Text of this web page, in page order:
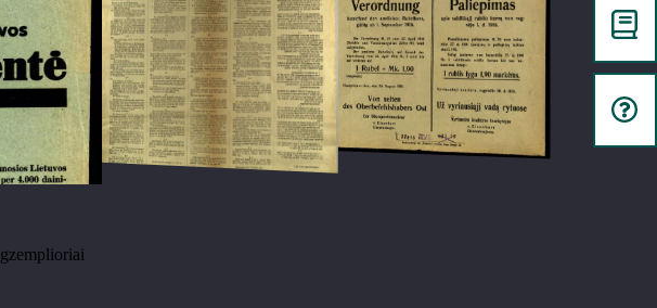
Oberbefehlshaber Ost Leopold Prinz v. Bayern, Generalfeldmarschall = Verordnung… =